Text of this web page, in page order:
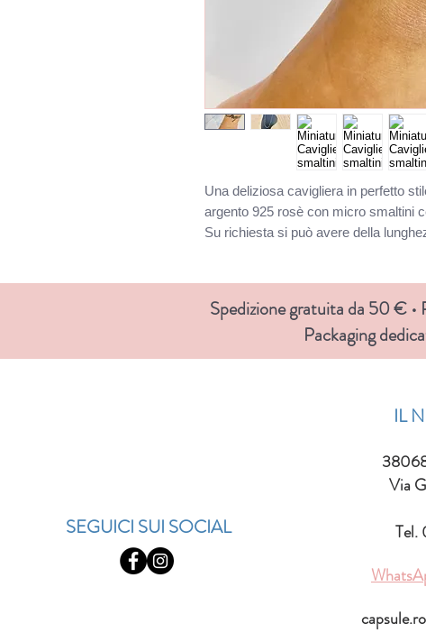
Una deliziosa cavigliera in perfetto
argento 925 rosè con micro smaltini
Su richiesta si può avere della
Spedizione gratuita da 50 € •
Packaging
SEGUICI SUI SOCIAL
IL
Via
Tel.